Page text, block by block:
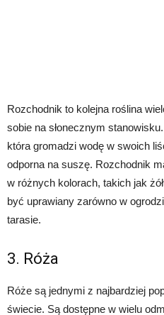
Rozchodnik to kolejna roślina
sobie na słonecznym
która gromadzi wodę w swoich
odporna na suszę. Rozchodnik
w różnych kolorach, takich jak
być uprawiany zarówno w
tarasie.
3. Róża
Róże są jednymi z najbardziej
świecie. Są dostępne w wielu